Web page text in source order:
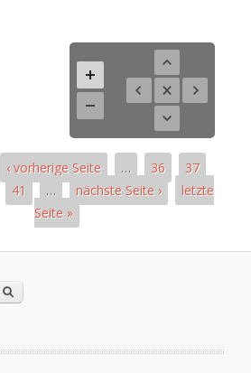
‹ vorherige Seite … 36
37
41 … nächste Seite ›
letzte
Seite »
Search